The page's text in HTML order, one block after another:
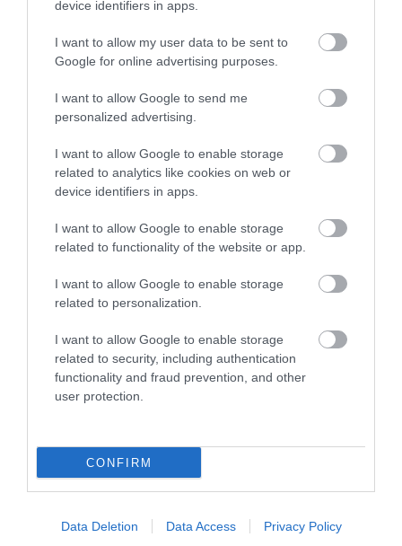
device identifiers in apps.
I want to allow my user data to be sent to
Google for online advertising purposes.
I want to allow Google to send me
personalized advertising.
I want to allow Google to enable storage
related to analytics like cookies on web or
device identifiers in apps.
I want to allow Google to enable storage
related to functionality of the website or app.
I want to allow Google to enable storage
related to personalization.
I want to allow Google to enable storage
related to security, including authentication
functionality and fraud prevention, and other
user protection.
CONFIRM
Data Deletion Data Access Privacy Policy
VISSZA A FŐOLDALRA
Legfrissebb híreink
KÉT AUTÓ ÜTKÖZÖTT BOGÁCSON, A
MENTŐK IS A HELYSZÍNRE ÉRKE...
2026. augusztus 06
2026. augusztus 06|Barta Autó
LAKÓÉPÜLETEK LÁNGOLTAK SZERDÁN